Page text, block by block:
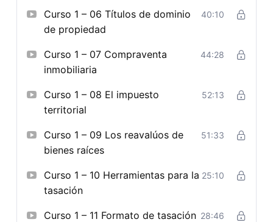
Curso 1 – 06 Títulos de dominio
de propiedad
40:10
Curso 1 – 07 Compraventa
inmobiliaria
44:28
Curso 1 – 08 El impuesto
territorial
52:13
Curso 1 – 09 Los reavalúos de
bienes raíces
51:33
Curso 1 – 10 Herramientas para la
tasación
25:10
Curso 1 – 11 Formato de tasación 28:46